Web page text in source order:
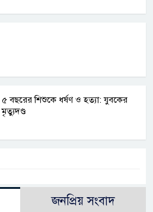
৫ বছরের শিশুকে ধর্ষণ ও হত্যা: যুবকের
মৃত্যুদণ্ড
জনপ্রিয় সংবাদ